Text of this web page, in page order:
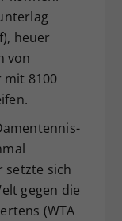
heuer
von
mit 8100
setzte sich
gegen die
(WTA